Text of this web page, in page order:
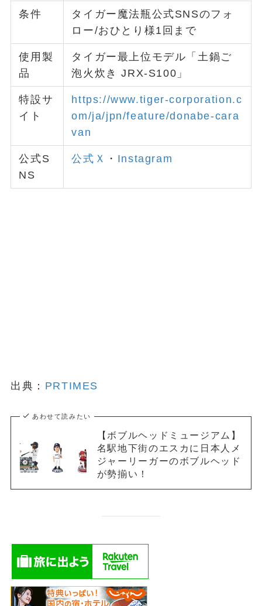
条件
タイガー魔法瓶公式SNSのフォ
ロー/おひとり様1回まで
使用製
品
タイガー最上位モデル「土鍋ご
泡火炊き JRX-S100」
特設サ
イト
https://www.tiger-corporation.c
om/ja/jpn/feature/donabe-cara
van
公式S
NS
公式Ｘ ・ Instagram
出典： PRTIMES
あわせて読みたい
【ボブルヘッドミュージアム】
名駅地下街のエスカに日本人メ
ジャーリーガーのボブルヘッド
が勢揃い！